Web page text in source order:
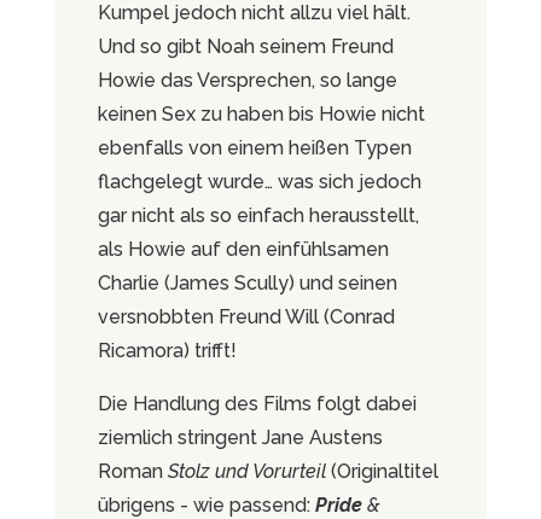
Kumpel jedoch nicht allzu viel hält.
Und so gibt Noah seinem Freund
Howie das Versprechen, so lange
keinen Sex zu haben bis Howie nicht
ebenfalls von einem heißen Typen
flachgelegt wurde… was sich jedoch
gar nicht als so einfach herausstellt,
als Howie auf den einfühlsamen
Charlie (James Scully) und seinen
versnobbten Freund Will (Conrad
Ricamora) trifft!
Die Handlung des Films folgt dabei
ziemlich stringent Jane Austens
Roman Stolz und Vorurteil(Originaltitel
übrigens - wie passend: Pride&